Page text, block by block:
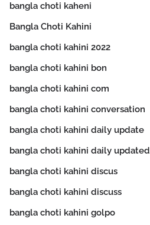
bangla choti kaheni
Bangla Choti Kahini
bangla choti kahini 2022
bangla choti kahini bon
bangla choti kahini com
bangla choti kahini conversation
bangla choti kahini daily update
bangla choti kahini daily updated
bangla choti kahini discus
bangla choti kahini discuss
bangla choti kahini golpo